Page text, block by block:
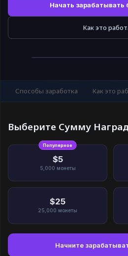
Начать зарабатывать
Как это
Способы заработка Как это
Выберите Сумму
Популярное
$5
5,000 монеты
$25
25,000 монеты
Начните